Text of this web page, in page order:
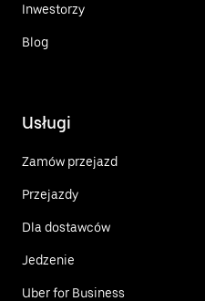
Inwestorzy
Blog
Usługi
Zamów przejazd
Przejazdy
Dla dostawców
Jedzenie
Uber for Business